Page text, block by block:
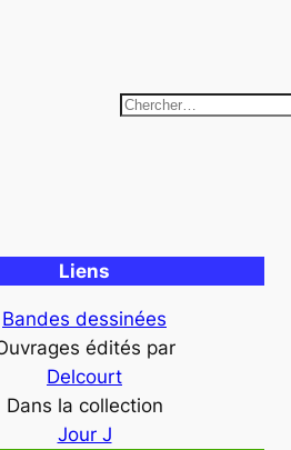
R
r
c
Liens
Bandes dessinées
édités par
Delcourt
Dans la collection
Jour J